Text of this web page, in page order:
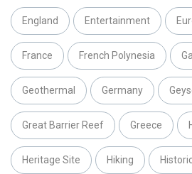
England Entertainment
France French Polynesia
Geothermal Germany
Great Barrier Reef Greece
Heritage Site Hiking